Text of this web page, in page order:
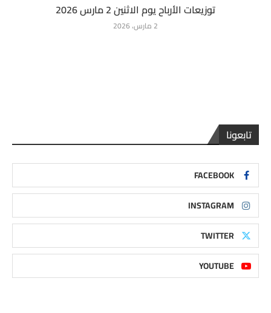
توزيعات الأرباح يوم الاثنين 2 مارس 2026
2 مارس، 2026
تابعونا
FACEBOOK
INSTAGRAM
TWITTER
YOUTUBE